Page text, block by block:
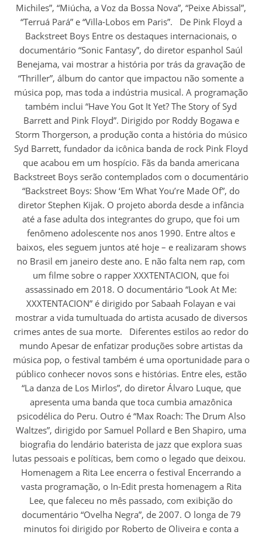
Michiles”, “Miúcha, a Voz da Bossa Nova”, “Peixe Abissal”,
“Terruá Pará” e “Villa-Lobos em Paris”. De Pink Floyd a
Backstreet Boys Entre os destaques internacionais, o
documentário “Sonic Fantasy”, do diretor espanhol Saúl
Benejama, vai mostrar a história por trás da gravação de
“Thriller”, álbum do cantor que impactou não somente a
música pop, mas toda a indústria musical. A programação
também inclui “Have You Got It Yet? The Story of Syd
Barrett and Pink Floyd”. Dirigido por Roddy Bogawa e
Storm Thorgerson, a produção conta a história do músico
Syd Barrett, fundador da icônica banda de rock Pink Floyd
que acabou em um hospício. Fãs da banda americana
Backstreet Boys serão contemplados com o documentário
“Backstreet Boys: Show ‘Em What You’re Made Of”, do
diretor Stephen Kijak. O projeto aborda desde a infância
até a fase adulta dos integrantes do grupo, que foi um
fenômeno adolescente nos anos 1990. Entre altos e
baixos, eles seguem juntos até hoje – e realizaram shows
no Brasil em janeiro deste ano. E não falta nem rap, com
um filme sobre o rapper XXXTENTACION, que foi
assassinado em 2018. O documentário “Look At Me:
XXXTENTACION” é dirigido por Sabaah Folayan e vai
mostrar a vida tumultuada do artista acusado de diversos
crimes antes de sua morte. Diferentes estilos ao redor do
mundo Apesar de enfatizar produções sobre artistas da
música pop, o festival também é uma oportunidade para o
público conhecer novos sons e histórias. Entre eles, estão
“La danza de Los Mirlos”, do diretor Álvaro Luque, que
apresenta uma banda que toca cumbia amazônica
psicodélica do Peru. Outro é “Max Roach: The Drum Also
Waltzes”, dirigido por Samuel Pollard e Ben Shapiro, uma
biografia do lendário baterista de jazz que explora suas
lutas pessoais e políticas, bem como o legado que deixou.
Homenagem a Rita Lee encerra o festival Encerrando a
vasta programação, o In-Edit presta homenagem a Rita
Lee, que faleceu no mês passado, com exibição do
documentário “Ovelha Negra”, de 2007. O longa de 79
minutos foi dirigido por Roberto de Oliveira e conta a